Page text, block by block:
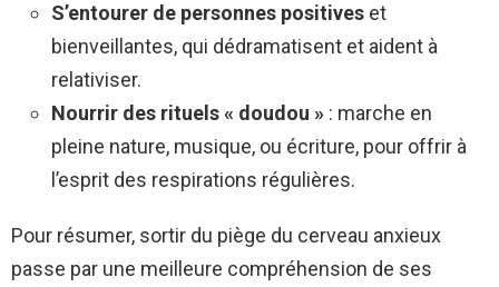
S’entourer de personnes positives et
bienveillantes, qui dédramatisent et aident à
relativiser.
Nourrir des rituels « doudou » : marche en
pleine nature, musique, ou écriture, pour offrir à
l’esprit des respirations régulières.
Pour résumer, sortir du piège du cerveau anxieux
passe par une meilleure compréhension de ses